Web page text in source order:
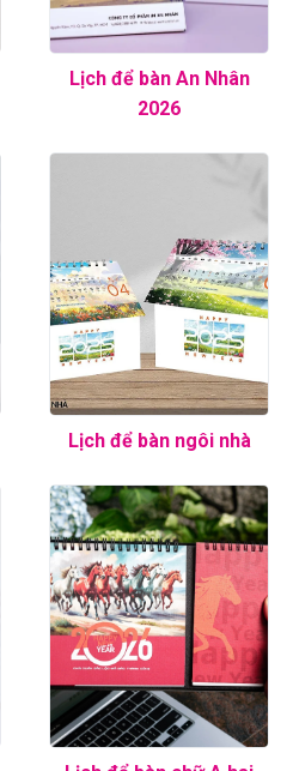
Lịch để bàn An Nhân
2026
Lịch để bàn ngôi nhà